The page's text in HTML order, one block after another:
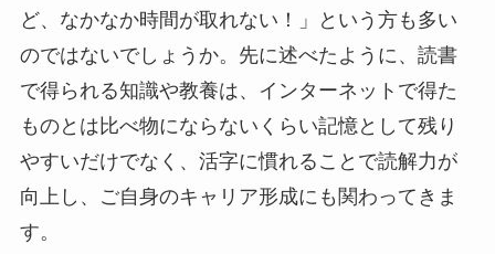
ど、なかなか時間が取れない！」という方も多い
のではないでしょうか。先に述べたように、読書
で得られる知識や教養は、インターネットで得た
ものとは比べ物にならないくらい記憶として残り
やすいだけでなく、活字に慣れることで読解力が
向上し、ご自身のキャリア形成にも関わってきま
す。